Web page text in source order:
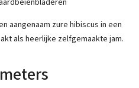
aangenaam zure hibiscus in een
als heerlijke zelfgemaakte jam.